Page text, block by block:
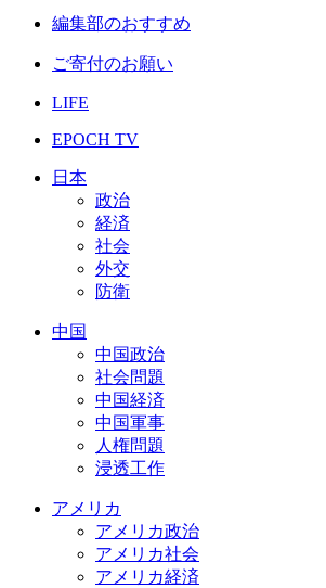
編集部のおすすめ
ご寄付のお願い
LIFE
EPOCH TV
日本
政治
経済
社会
外交
防衛
中国
中国政治
社会問題
中国経済
中国軍事
人権問題
浸透工作
アメリカ
アメリカ政治
アメリカ社会
アメリカ経済